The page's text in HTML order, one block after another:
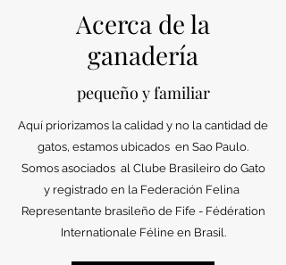
Acerca de la
ganadería
pequeño y familiar
Aquí priorizamos la calidad y no la cantidad de
gatos, estamos ubicados en Sao Paulo.
Somos asociados al Clube Brasileiro do Gato
y registrado en la Federación Felina
Representante brasileño de Fife - Fédération
Internationale Féline en Brasil.